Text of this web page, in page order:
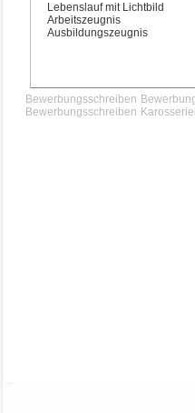
Lebenslauf mit Lichtbild
Arbeitszeugnis
Ausbildungszeugnis
Bewerbungsschreiben
Bewerbungsschreiben